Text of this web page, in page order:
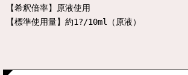
【希釈倍率】原液使用
【標準使用量】約1?/10ml（原液）